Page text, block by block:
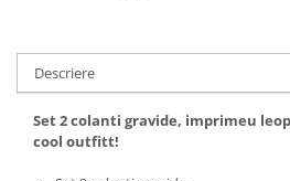
Descriere
Set 2 colanti gravide, imprimeu
cool outfitt!